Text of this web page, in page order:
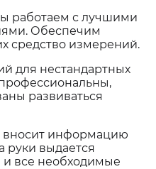
работаем с лучшими
Обеспечим
средство измерений.
для нестандартных
развиваться
вносит информацию
выдается
и все необходимые